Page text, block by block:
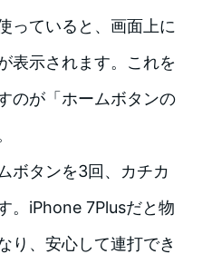
っていると、画面上に
表示されます。これを
のが「ホームボタンの
ボタンを3回、カチカ
。iPhone 7Plusだと物
り、安心して連打でき